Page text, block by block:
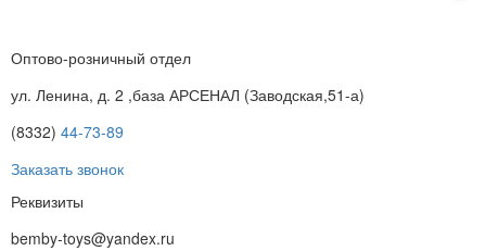
Оптово-розничный отдел
ул. Ленина, д. 2 ,база АРСЕНАЛ (Заводская,51-а)
(8332) 44-73-89
Заказать звонок
Реквизиты
bemby-toys@yandex.ru